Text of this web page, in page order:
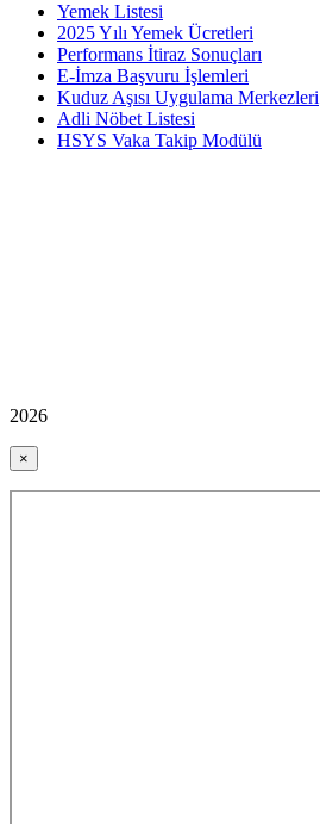
Yemek Listesi
2025 Yılı Yemek Ücretleri
Performans İtiraz Sonuçları
E-İmza Başvuru İşlemleri
Kuduz Aşısı Uygulama Merkezleri
Adli Nöbet Listesi
HSYS Vaka Takip Modülü
2026
×